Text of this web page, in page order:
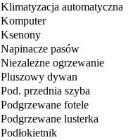
Klimatyzacja automatyczna
Komputer
Ksenony
Napinacze pasów
Niezależne ogrzewanie
Pluszowy dywan
Pod. przednia szyba
Podgrzewane fotele
Podgrzewane lusterka
Podłokietnik